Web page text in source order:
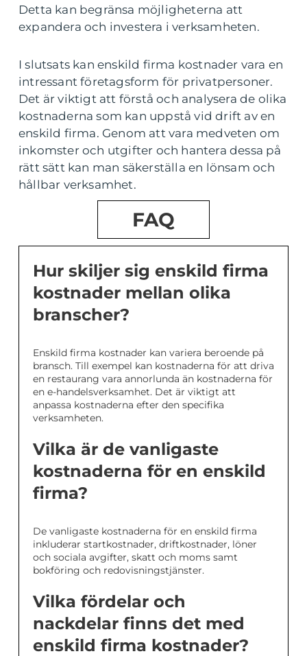
Detta kan begränsa möjligheterna att
expandera och investera i verksamheten.
I slutsats kan enskild firma kostnader vara en
intressant företagsform för privatpersoner.
Det är viktigt att förstå och analysera de olika
kostnaderna som kan uppstå vid drift av en
enskild firma. Genom att vara medveten om
inkomster och utgifter och hantera dessa på
rätt sätt kan man säkerställa en lönsam och
hållbar verksamhet.
FAQ
Hur skiljer sig enskild firma
kostnader mellan olika
branscher?
Enskild firma kostnader kan variera beroende på
bransch. Till exempel kan kostnaderna för att driva
en restaurang vara annorlunda än kostnaderna för
en e-handelsverksamhet. Det är viktigt att
anpassa kostnaderna efter den specifika
verksamheten.
Vilka är de vanligaste
kostnaderna för en enskild
firma?
De vanligaste kostnaderna för en enskild firma
inkluderar startkostnader, driftkostnader, löner
och sociala avgifter, skatt och moms samt
bokföring och redovisningstjänster.
Vilka fördelar och
nackdelar finns det med
enskild firma kostnader?